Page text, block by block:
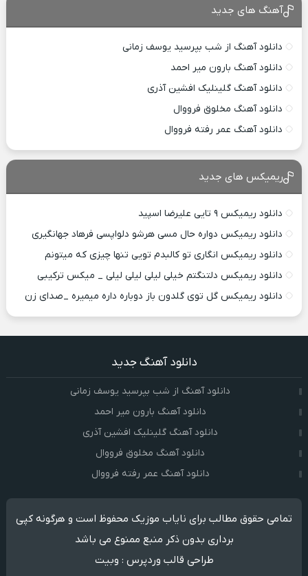
آهنگ های جدید
دانلود آهنگ از شب بپرسید یوسف زمانی
دانلود آهنگ بارون میر احمد
دانلود آهنگ گلینلیک افشین آذری
دانلود آهنگ مخلوق فرووال
دانلود آهنگ عمر رفته فرووال
ریمیکس های جدید
دانلود ریمیکس ۹ تایی علیرضا اسپید
دانلود ریمیکس دواره حال مسی هرشو دلواپسی فرهاد جهانگیری
دانلود ریمیکس انگاری تو کالبدم تویی تنها چیزی که میتونم
دانلود ریمیکس دلتنگتم خیلی لیلی لیلی لیلی _ میکس ترکیبی
دانلود ریمیکس گل توی گلدون باز دوباره داره میمیره _صدای زن
دانلود آهنگ جدید
دانلود آهنگ از شب بپرسید یوسف زمانی
دانلود آهنگ بارون میر احمد
دانلود آهنگ گلینلیک افشین آذری
دانلود آهنگ مخلوق فرووال
دانلود آهنگ عمر رفته فرووال
تمامی حقوق مطالب برای نایاب موزیک محفوظ است و هرگونه کپی
برداری بدون ذکر منبع ممنوع می باشد
طراحی قالب وردپرس : وبیت